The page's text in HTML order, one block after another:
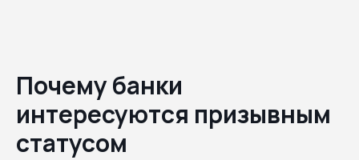
Почему банки
интересуются призывным
статусом